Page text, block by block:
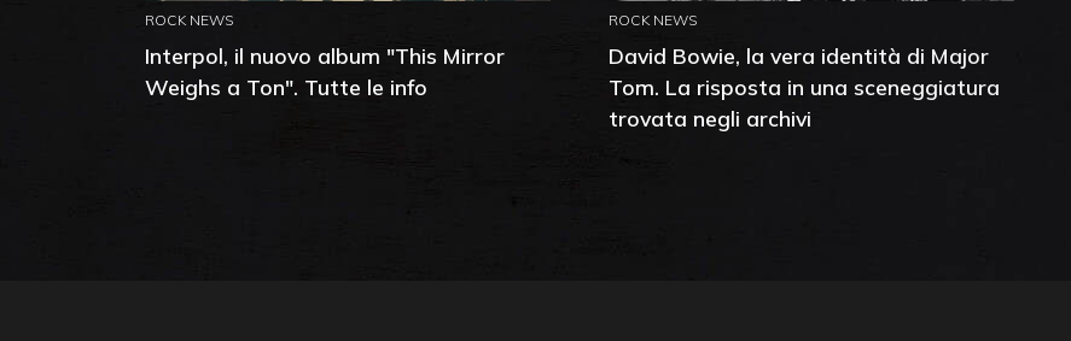
ROCK NEWS
Interpol, il nuovo album "This Mirror
Weighs a Ton". Tutte le info
ROCK NEWS
David Bowie, la vera identità di Major
Tom. La risposta in una sceneggiatura
trovata negli archivi